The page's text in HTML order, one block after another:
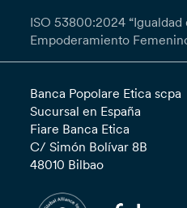
ISO 53800:2024
Empoderamiento
Banca Popolare Etica scpa
Sucursal en España
Fiare Banca Etica
C/ Simón Bolívar 8B
48010 Bilbao